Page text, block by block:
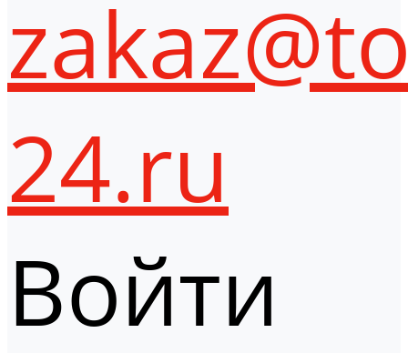
24.ru
Войти